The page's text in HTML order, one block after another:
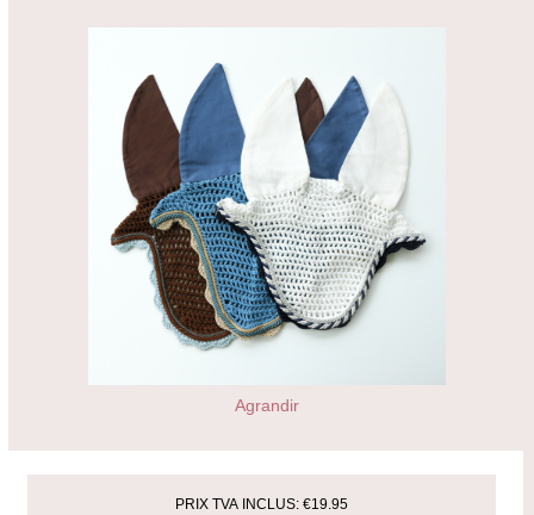
Agrandir
PRIX TVA INCLUS:€19.95